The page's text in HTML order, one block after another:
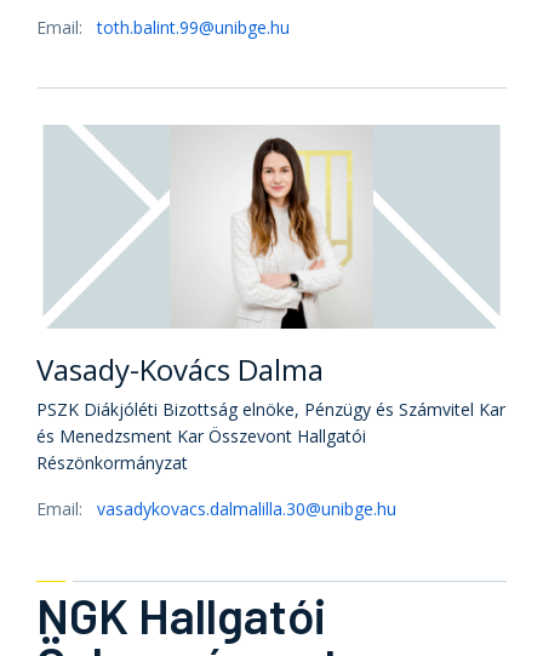
Email:
toth.balint.99@unibge.hu
Vasady-Kovács Dalma
PSZK Diákjóléti Bizottság elnöke, Pénzügy és Számvitel Kar
és Menedzsment Kar Összevont Hallgatói
Részönkormányzat
Email:
vasadykovacs.dalmalilla.30@unibge.hu
NGK Hallgatói